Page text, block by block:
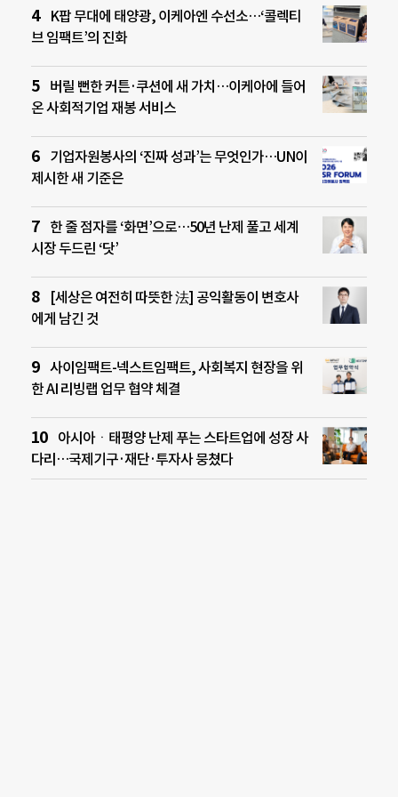
K팝 무대에 태양광, 이케아엔 수선소…‘콜렉티
브 임팩트’의 진화
버릴 뻔한 커튼·쿠션에 새 가치…이케아에 들어
온 사회적기업 재봉 서비스
기업자원봉사의 ‘진짜 성과’는 무엇인가…UN이
제시한 새 기준은
한 줄 점자를 ‘화면’으로…50년 난제 풀고 세계
시장 두드린 ‘닷’
[세상은 여전히 따뜻한 法] 공익활동이 변호사
에게 남긴 것
사이임팩트-넥스트임팩트, 사회복지 현장을 위
한 AI 리빙랩 업무 협약 체결
아시아ㆍ태평양 난제 푸는 스타트업에 성장 사
다리…국제기구·재단·투자사 뭉쳤다